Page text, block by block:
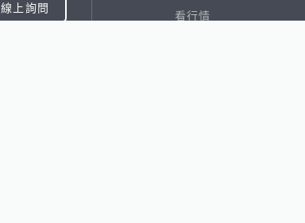
線上詢問
看行情